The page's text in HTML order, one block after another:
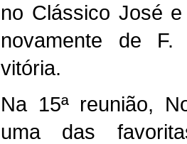
no Clássico José
novamente de F.
vitória.
Na 15ª reunião,
uma das